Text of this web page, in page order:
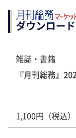
ダウンロー
雑誌・書籍
『月刊総務』
1,100円（税込）